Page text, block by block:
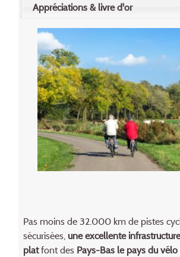
Appréciations & livre d'or
Pas moins de 32.000 km de pistes
sécurisées, une excellente
platfont des Pays-Bas le pays du